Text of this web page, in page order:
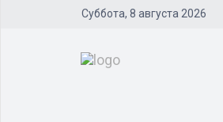
Суббота, 8 августа 2026